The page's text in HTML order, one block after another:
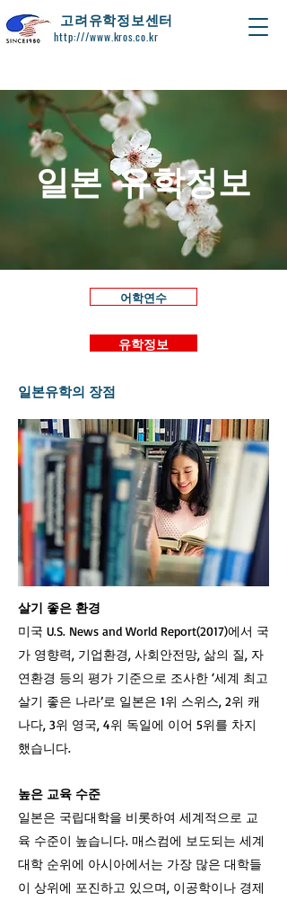
​고려유학정보센터
http:///www.kros.co.kr
일본 유학정보
어학연수
유학정보
일본유학의 장점
살기 좋은 환경
미국 U.S. News and World Report(2017)에서 국
가 영향력, 기업환경, 사회안전망, 삶의 질, 자
연환경 등의 평가 기준으로 조사한 ‘세계 최고
살기 좋은 나라’로 일본은 1위 스위스, 2위 캐
나다, 3위 영국, 4위 독일에 이어 5위를 차지
했습니다.
높은 교육 수준
일본은 국립대학을 비롯하여 세계적으로 교
육 수준이 높습니다. 매스컴에 보도되는 세계
대학 순위에 아시아에서는 가장 많은 대학들
이 상위에 포진하고 있으며, 이공학이나 경제